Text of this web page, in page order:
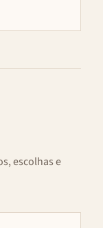
escolhas e